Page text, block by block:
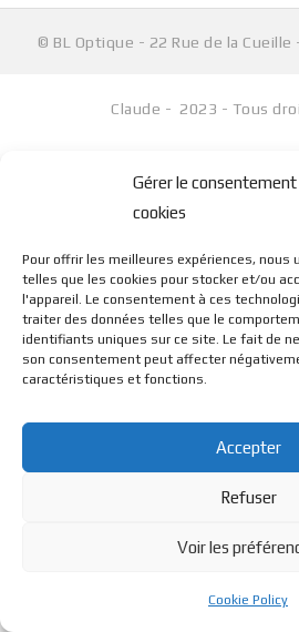
Gérer le consentement
cookies
Pour offrir les meilleures expériences, nous
telles que les cookies pour stocker et/ou
l'appareil. Le consentement à ces
traiter des données telles que le
identifiants uniques sur ce site. Le fait de
son consentement peut affecter
caractéristiques et fonctions.
Accepter
Refuser
Voir les
Cookie Policy
© BL Optique - 22 Rue de la Cueille
Claude - 2023 - Tous